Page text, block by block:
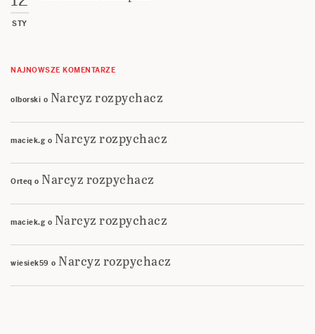
STY
NAJNOWSZE KOMENTARZE
olborski o Narcyz rozpychacz
maciek.g o Narcyz rozpychacz
Orteq o Narcyz rozpychacz
maciek.g o Narcyz rozpychacz
wiesiek59 o Narcyz rozpychacz